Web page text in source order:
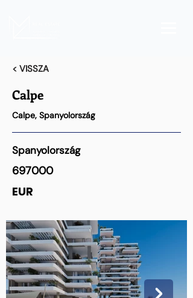
< VISSZA
Calpe
Calpe, Spanyolország
Spanyolország
697000
EUR